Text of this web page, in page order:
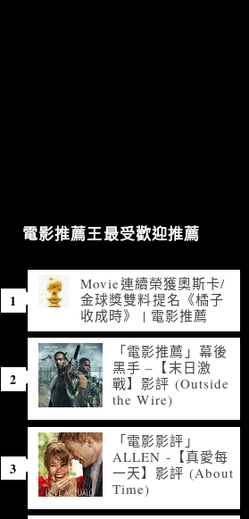
電影推薦王最受歡迎推薦
Movie連續榮獲奧斯卡/
金球獎雙料提名《橘子
收成時》 | 電影推薦
「電影推薦」幕後
黑手 –【末日激
戰】影評 (Outside
the Wire)
「電影影評」
ALLEN -【真愛每
一天】影評 (About
Time)